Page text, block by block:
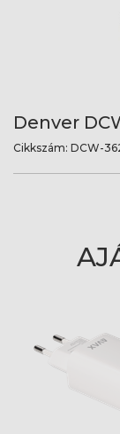
Denver
Cikkszám: DCW-